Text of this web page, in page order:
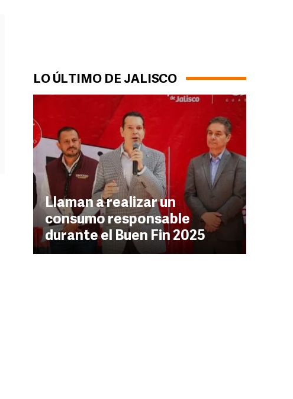
LO ÚLTIMO DE JALISCO
Llaman a realizar un
consumo responsable
durante el Buen Fin 2025